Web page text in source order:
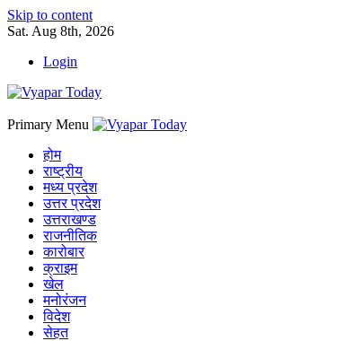
Skip to content
Sat. Aug 8th, 2026
Login
Primary Menu
होम
राष्ट्रीय
मध्य प्रदेश
उत्तर प्रदेश
उत्तराखण्ड
राजनीतिक
कारोबार
क्राइम
खेल
मनोरंजन
विदेश
सेहत